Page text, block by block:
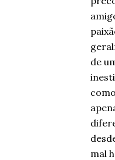
de
mal